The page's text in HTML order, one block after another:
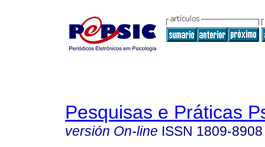
Pesquisas e Práticas
versión On-line ISSN 1809-8908